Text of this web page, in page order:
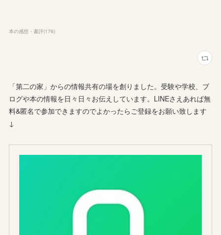
本の感想・書評(176)
「第二の家」からの情報共有の場を創りました。受験や学校、ブ
ログや本の情報を日々日々お伝えしています。LINEさえあれば無
料&匿名で参加できますのでよかったらご登録をお願い致します
↓